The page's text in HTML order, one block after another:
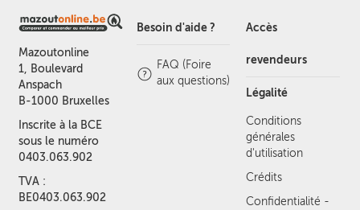
Mazoutonline
1, Boulevard
Anspach
B-1000 Bruxelles
Inscrite à la BCE
sous le numéro
0403.063.902
TVA :
BE0403.063.902
Besoin d'aide ?
FAQ (Foire
aux questions)
Accès
revendeurs
Légalité
Conditions
générales
d'utilisation
Crédits
Confidentialité -